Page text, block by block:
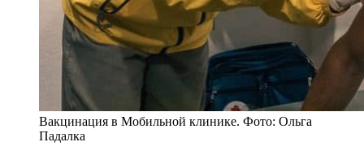
Вакцинация в Мобильной клинике. Фото: Ольга
Падалка